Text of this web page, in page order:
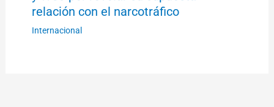
relación con el narcotráfico
Internacional